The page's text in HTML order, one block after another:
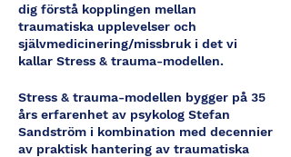
dig förstå kopplingen mellan
traumatiska upplevelser och
självmedicinering/missbruk i det vi
kallar Stress & trauma-modellen.
Stress & trauma-modellen bygger på 35
års erfarenhet av psykolog Stefan
Sandström i kombination med decennier
av praktisk hantering av traumatiska